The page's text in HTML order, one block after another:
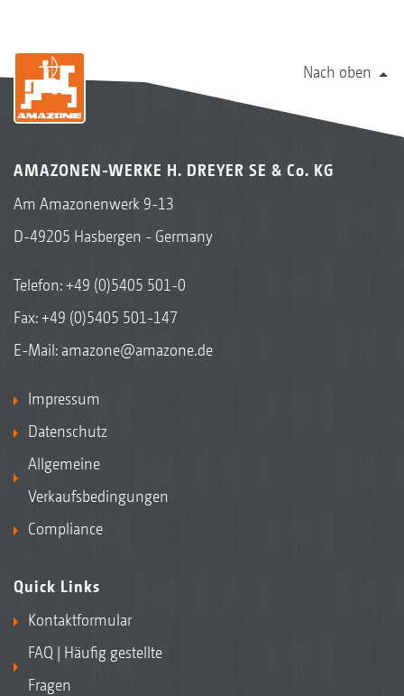
Nach oben
AMAZONEN-WERKE H. DREYER SE & Co. KG
Am Amazonenwerk 9-13
D-49205 Hasbergen - Germany
Telefon:+49 (0)5405 501-0
Fax: +49 (0)5405 501-147
E-Mail: amazone@amazone.de
Impressum
Datenschutz
Allgemeine
Verkaufsbedingungen
Compliance
Quick Links
Kontaktformular
FAQ | Häufig gestellte
Fragen